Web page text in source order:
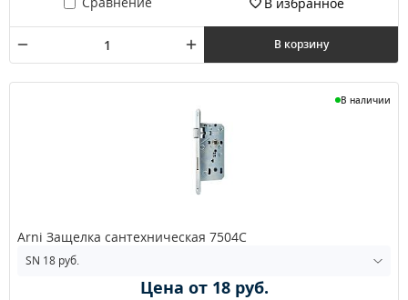
В корзину
В наличии
Arni Защелка сантехническая 7504С
Цена от 18 руб.